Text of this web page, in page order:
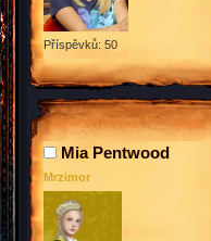
Příspěvků: 50
Mia Pentwood
Mrzimor